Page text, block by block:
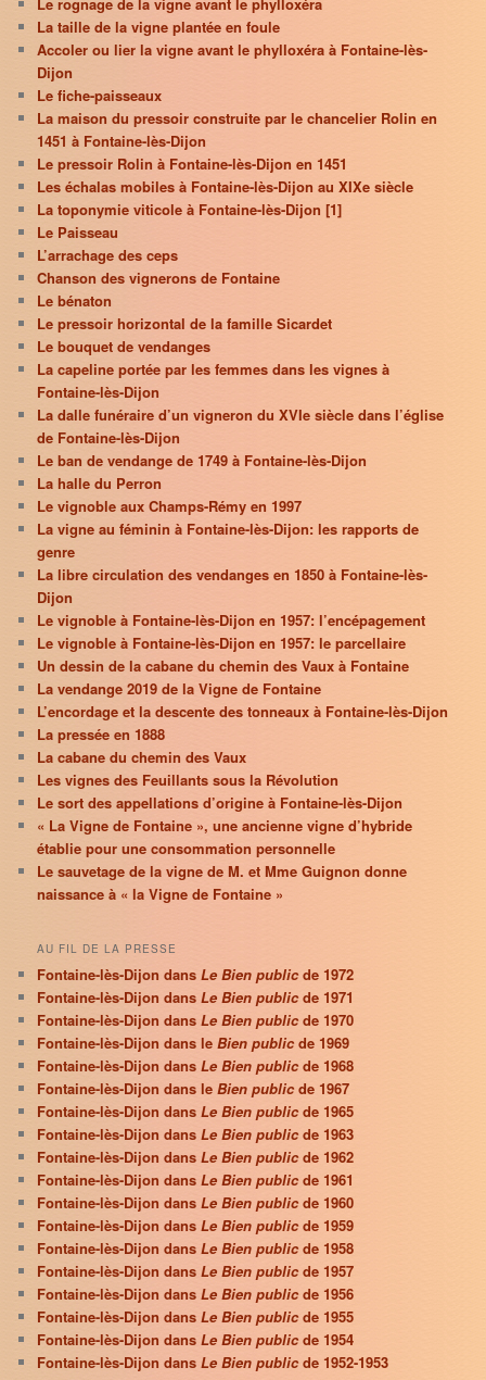
La taille de la vigne plantée en foule
Accoler ou lier la vigne avant le phylloxéra à Fontaine-lès-
Dijon
Le fiche-paisseaux
La maison du pressoir construite par le chancelier Rolin en
1451 à Fontaine-lès-Dijon
Le pressoir Rolin à Fontaine-lès-Dijon en 1451
Les échalas mobiles à Fontaine-lès-Dijon au XIXe siècle
La toponymie viticole à Fontaine-lès-Dijon [1]
Le Paisseau
L’arrachage des ceps
Chanson des vignerons de Fontaine
Le bénaton
Le pressoir horizontal de la famille Sicardet
Le bouquet de vendanges
La capeline portée par les femmes dans les vignes à
Fontaine-lès-Dijon
La dalle funéraire d’un vigneron du XVIe siècle dans l’église
de Fontaine-lès-Dijon
Le ban de vendange de 1749 à Fontaine-lès-Dijon
La halle du Perron
Le vignoble aux Champs-Rémy en 1997
La vigne au féminin à Fontaine-lès-Dijon: les rapports de
genre
La libre circulation des vendanges en 1850 à Fontaine-lès-
Dijon
Le vignoble à Fontaine-lès-Dijon en 1957: l’encépagement
Le vignoble à Fontaine-lès-Dijon en 1957: le parcellaire
Un dessin de la cabane du chemin des Vaux à Fontaine
La vendange 2019 de la Vigne de Fontaine
L’encordage et la descente des tonneaux à Fontaine-lès-Dijon
La pressée en 1888
La cabane du chemin des Vaux
Les vignes des Feuillants sous la Révolution
Le sort des appellations d’origine à Fontaine-lès-Dijon
« La Vigne de Fontaine », une ancienne vigne d’hybride
établie pour une consommation personnelle
Le sauvetage de la vigne de M. et Mme Guignon donne
naissance à « la Vigne de Fontaine »
AU FIL DE LA PRESSE
Fontaine-lès-Dijon dansLe Bien publicde 1972
Fontaine-lès-Dijon dansLe Bien publicde 1971
Fontaine-lès-Dijon dansLe Bien publicde 1970
Fontaine-lès-Dijon dans leBien public de 1969
Fontaine-lès-Dijon dansLe Bien publicde 1968
Fontaine-lès-Dijon dans leBien public de 1967
Fontaine-lès-Dijon dansLe Bien publicde 1965
Fontaine-lès-Dijon dansLe Bien publicde 1963
Fontaine-lès-Dijon dansLe Bien publicde 1962
Fontaine-lès-Dijon dansLe Bien publicde 1961
Fontaine-lès-Dijon dansLe Bien publicde 1960
Fontaine-lès-Dijon dansLe Bien publicde 1959
Fontaine-lès-Dijon dansLe Bien publicde 1958
Fontaine-lès-Dijon dansLe Bien publicde 1957
Fontaine-lès-Dijon dansLe Bien publicde 1956
Fontaine-lès-Dijon dansLe Bien publicde 1955
Fontaine-lès-Dijon dansLe Bien publicde 1954
Fontaine-lès-Dijon dansLe Bien publicde 1952-1953